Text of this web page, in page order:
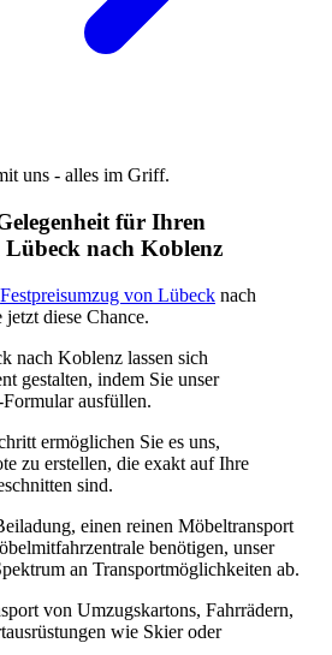
uns - alles im Griff.
für Ihren
Lübeck nach Koblenz
Festpreisumzug von Lübeck nach
diese Chance.
nach Koblenz lassen sich
gestalten, indem Sie unser
ausfüllen.
ermöglichen Sie es uns,
zu erstellen, die exakt auf Ihre
sind.
einen reinen Möbeltransport
benötigen, unser
an Transportmöglichkeiten ab.
von Umzugskartons, Fahrrädern,
wie Skier oder